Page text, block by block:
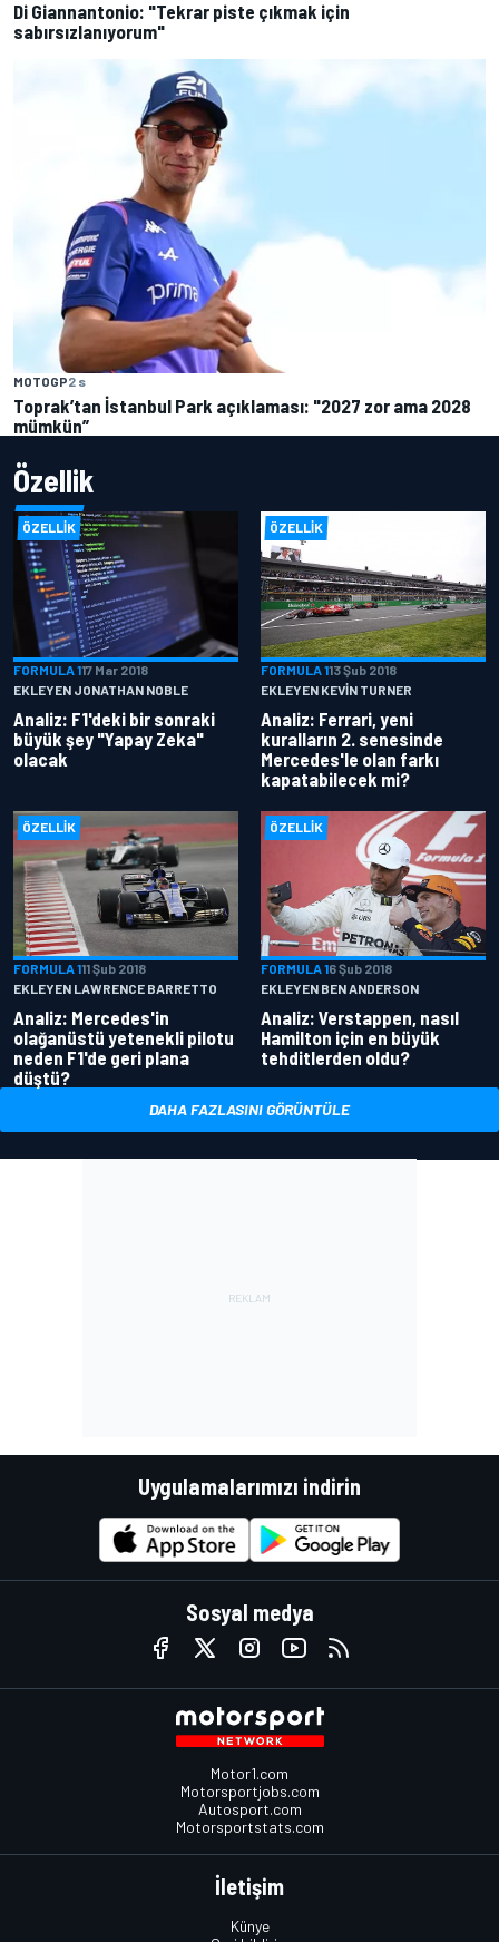
Di Giannantonio: "Tekrar piste çıkmak için
sabırsızlanıyorum"
MOTOGP2 s
Toprak’tan İstanbul Park açıklaması: "2027 zor ama 2028
mümkün”
Özellik
ÖZELLIK
FORMULA 117 Mar 2018
EKLEYEN JONATHAN NOBLE
Analiz: F1'deki bir sonraki
büyük şey "Yapay Zeka"
olacak
ÖZELLIK
FORMULA 113 Şub 2018
EKLEYEN KEVIN TURNER
Analiz: Ferrari, yeni
kuralların 2. senesinde
Mercedes'le olan farkı
kapatabilecek mi?
ÖZELLIK
FORMULA 111 Şub 2018
EKLEYEN LAWRENCE BARRETTO
Analiz: Mercedes'in
olağanüstü yetenekli pilotu
neden F1'de geri plana
düştü?
ÖZELLIK
FORMULA 16 Şub 2018
EKLEYEN BEN ANDERSON
Analiz: Verstappen, nasıl
Hamilton için en büyük
tehditlerden oldu?
DAHA FAZLASINI GÖRÜNTÜLE
Uygulamalarımızı indirin
Sosyal medya
Motor1.com
Motorsportjobs.com
Autosport.com
Motorsportstats.com
İletişim
Künye